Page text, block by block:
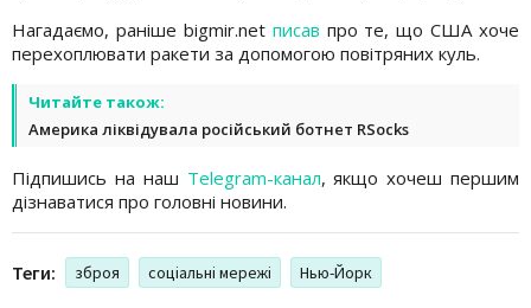
Нагадаємо, раніше bigmir.net писав про те, що США хоче
перехоплювати ракети за допомогою повітряних куль.
Читайте також:
Америка ліквідувала російський ботнет RSocks
Підпишись на наш Telegram-канал, якщо хочеш першим
дізнаватися про головні новини.
Теги: зброя соціальні мережі Нью-Йорк